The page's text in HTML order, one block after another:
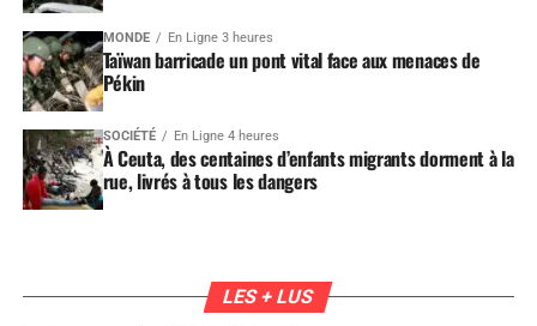
MONDE En Ligne 3 heures
Taïwan barricade un pont vital face aux menaces de
Pékin
SOCIÉTÉ En Ligne 4 heures
À Ceuta, des centaines d’enfants migrants dorment à la
rue, livrés à tous les dangers
LES + LUS